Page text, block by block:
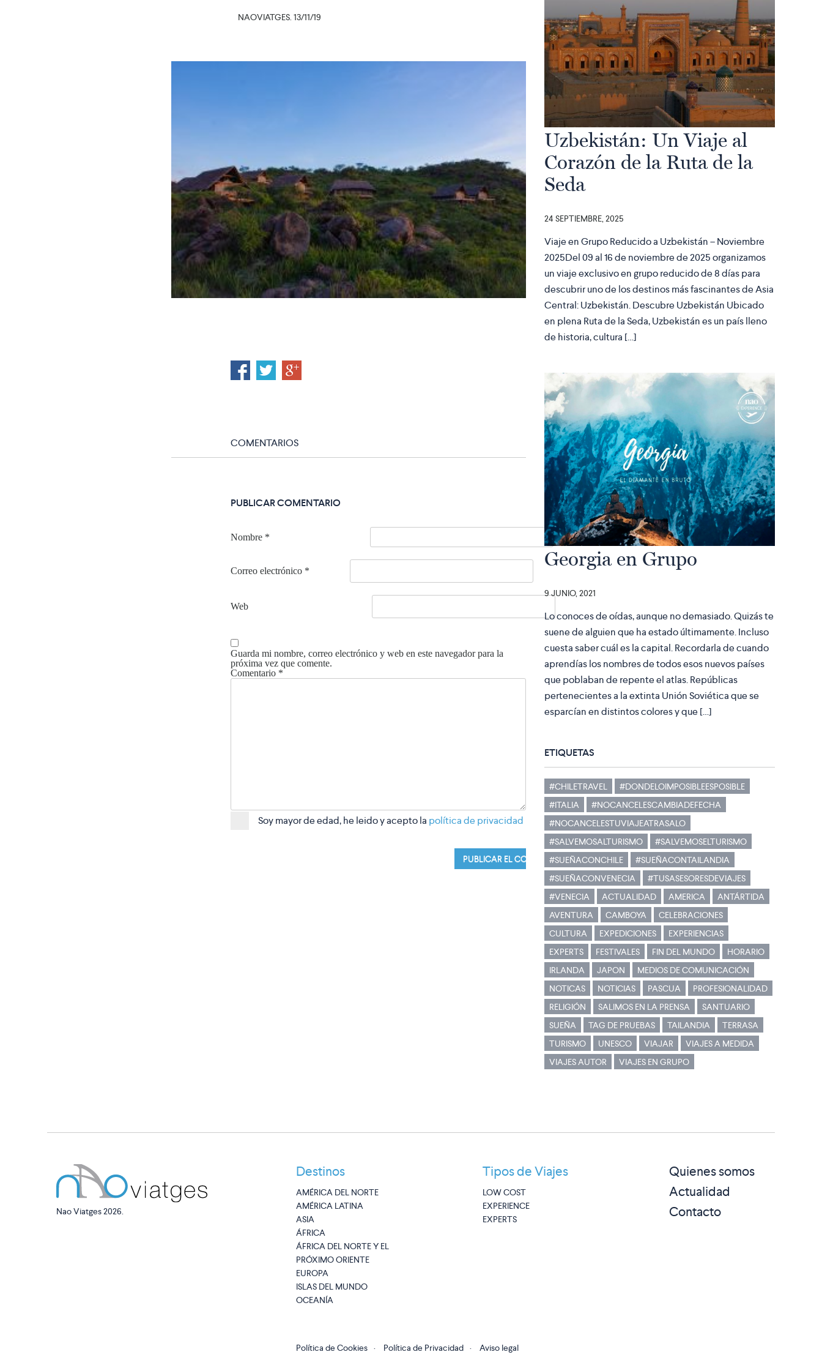
NAOVIATGES. 13/11/19
COMENTARIOS
PUBLICAR COMENTARIO
Nombre *
Correo electrónico *
Web
Guarda mi nombre, correo electrónico y web en este navegador para la
próxima vez que comente.
Comentario *
Soy mayor de edad, he leido y acepto la política de privacidad
Uzbekistán: Un Viaje al
Corazón de la Ruta de la
Seda
24 SEPTIEMBRE, 2025
Viaje en Grupo Reducido a Uzbekistán – Noviembre
2025Del 09 al 16 de noviembre de 2025 organizamos
un viaje exclusivo en grupo reducido de 8 días para
descubrir uno de los destinos más fascinantes de Asia
Central: Uzbekistán. Descubre Uzbekistán Ubicado
en plena Ruta de la Seda, Uzbekistán es un país lleno
de historia, cultura […]
Georgia en Grupo
9 JUNIO, 2021
Lo conoces de oídas, aunque no demasiado. Quizás te
suene de alguien que ha estado últimamente. Incluso
cuesta saber cuál es la capital. Recordarla de cuando
aprendías los nombres de todos esos nuevos países
que poblaban de repente el atlas. Repúblicas
pertenecientes a la extinta Unión Soviética que se
esparcían en distintos colores y que […]
ETIQUETAS
#CHILETRAVEL
#DONDELOIMPOSIBLEESPOSIBLE
#ITALIA
#NOCANCELESCAMBIADEFECHA
#NOCANCELESTUVIAJEATRASALO
#SALVEMOSALTURISMO
#SALVEMOSELTURISMO
#SUEÑACONCHILE
#SUEÑACONTAILANDIA
#SUEÑACONVENECIA
#TUSASESORESDEVIAJES
#VENECIA
ACTUALIDAD AMERICA
ANTÁRTIDA
AVENTURA
CAMBOYA
CELEBRACIONES
CULTURA
EXPEDICIONES
EXPERIENCIAS
EXPERTS
FESTIVALES FIN DEL MUNDO
HORARIO
IRLANDA
JAPON
MEDIOS DE COMUNICACIÓN
NOTICAS
NOTICIAS PASCUA
PROFESIONALIDAD
RELIGIÓN
SALIMOS EN LA PRENSA
SANTUARIO
SUEÑA
TAG DE PRUEBAS TAILANDIA
TERRASA
TURISMO
UNESCO VIAJAR
VIAJES A MEDIDA
VIAJES AUTOR
VIAJES EN GRUPO
Nao Viatges 2026.
Destinos
AMÉRICA DEL NORTE
AMÉRICA LATINA
ASIA
ÁFRICA
ÁFRICA DEL NORTE Y EL
PRÓXIMO ORIENTE
EUROPA
ISLAS DEL MUNDO
OCEANÍA
Tipos de Viajes
LOW COST
EXPERIENCE
EXPERTS
Quienes somos
Actualidad
Contacto
Política de Cookies · Política de Privacidad · Aviso legal